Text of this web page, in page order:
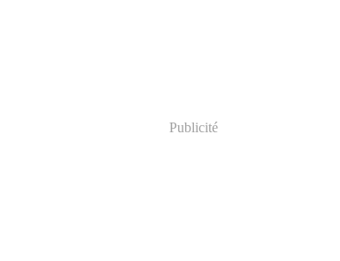
Publicité